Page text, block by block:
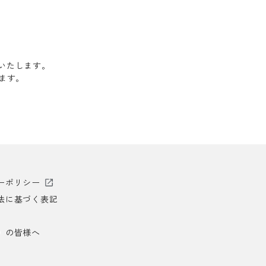
します。
。
ポリシー
に基づく表記
の皆様へ